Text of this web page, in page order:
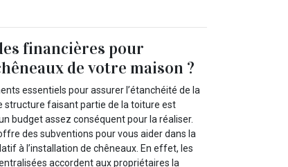
financières pour
de votre maison ?
essentiels pour assurer l’étanchéité de la
structure faisant partie de la toiture est
budget assez conséquent pour la réaliser.
des subventions pour vous aider dans la
à l’installation de chêneaux. En effet, les
accordent aux propriétaires la